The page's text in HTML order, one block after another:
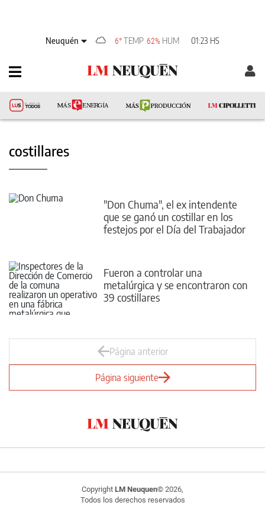
Neuquén 6° TEMP 62% HUM 01:23 HS
costillares
"Don Chuma", el ex intendente
que se ganó un costillar en los
festejos por el Día del Trabajador
Fueron a controlar una
metalúrgica y se encontraron con
39 costillares
Página anterior
Página siguiente
Copyright LM Neuquen© 2026,
Todos los derechos reservados